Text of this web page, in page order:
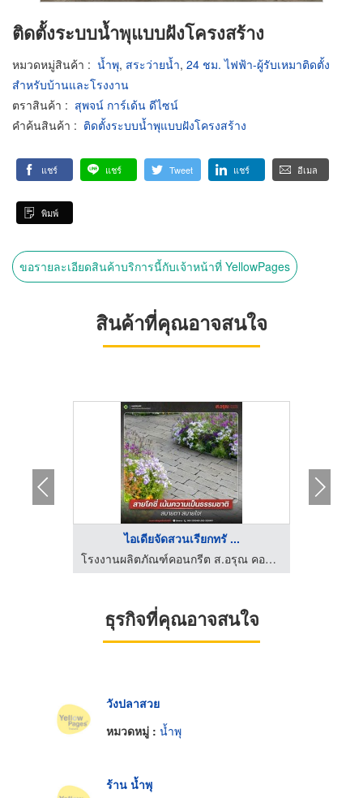
ติดตั้งระบบน้ำพุแบบฝังโครงสร้าง
หมวดหมู่สินค้า : น้ำพุ, สระว่ายน้ำ, 24 ชม. ไฟฟ้า-ผู้รับเหมาติดตั้ง
สำหรับบ้านและโรงงาน
ตราสินค้า : สุพจน์ การ์เด้น ดีไซน์
คำค้นสินค้า : ติดตั้งระบบน้ำพุแบบฝังโครงสร้าง
แชร์ แชร์ Tweet แชร์ อีเมล
พิมพ์
ขอรายละเอียดสินค้าบริการนี้กับเจ้าหน้าที่ YellowPages
สินค้าที่คุณอาจสนใจ
ไอเดียจัดสวนเรียกทรั ...
โรงงานผลิตภัณฑ์คอนกรีต ส.อรุณ คอนกรีต ปทุมธานี
ธุรกิจที่คุณอาจสนใจ
วังปลาสวย
หมวดหมู่ : น้ำพุ
ร้าน น้ำพุ